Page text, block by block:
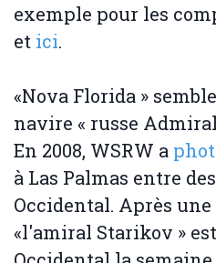
exemple pour les
et ici.
«Nova Florida »
navire « russe
En 2008, WSRW a
à Las Palmas entre
Occidental. Après
«l'amiral Starikov »